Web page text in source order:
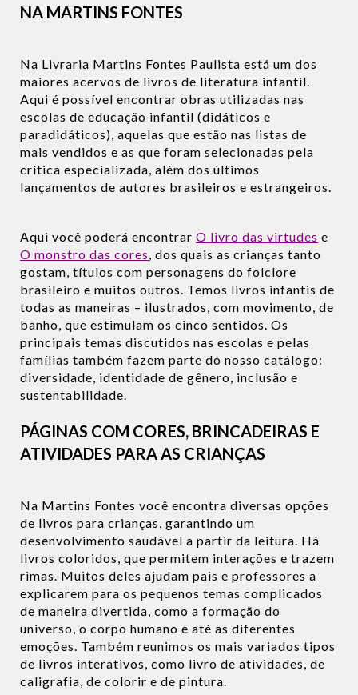
NA MARTINS FONTES
Na Livraria Martins Fontes Paulista está um dos
maiores acervos de livros de literatura infantil.
Aqui é possível encontrar obras utilizadas nas
escolas de educação infantil (didáticos e
paradidáticos), aquelas que estão nas listas de
mais vendidos e as que foram selecionadas pela
crítica especializada, além dos últimos
lançamentos de autores brasileiros e estrangeiros.
Aqui você poderá encontrar O livro das virtudes e
O monstro das cores, dos quais as crianças tanto
gostam, títulos com personagens do folclore
brasileiro e muitos outros. Temos livros infantis de
todas as maneiras – ilustrados, com movimento, de
banho, que estimulam os cinco sentidos. Os
principais temas discutidos nas escolas e pelas
famílias também fazem parte do nosso catálogo:
diversidade, identidade de gênero, inclusão e
sustentabilidade.
PÁGINAS COM CORES, BRINCADEIRAS E
ATIVIDADES PARA AS CRIANÇAS
Na Martins Fontes você encontra diversas opções
de livros para crianças, garantindo um
desenvolvimento saudável a partir da leitura. Há
livros coloridos, que permitem interações e trazem
rimas. Muitos deles ajudam pais e professores a
explicarem para os pequenos temas complicados
de maneira divertida, como a formação do
universo, o corpo humano e até as diferentes
emoções. Também reunimos os mais variados tipos
de livros interativos, como livro de atividades, de
caligrafia, de colorir e de pintura.